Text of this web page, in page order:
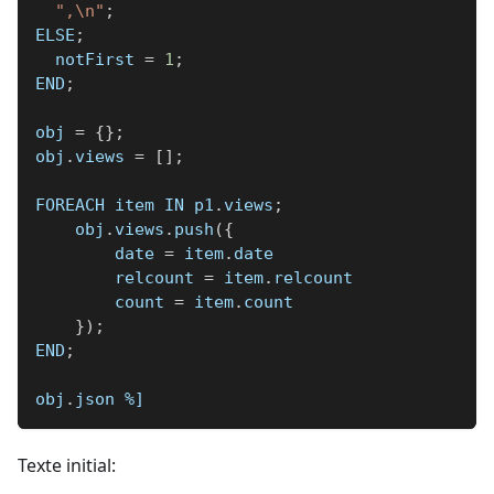
",\n" ;
ELSE ;
  notFirst
= 1 ;
END ;
obj = {} ;
obj . views = [ ] ;
FOREACH item IN p1 . views ;
    obj
. views . push ({
        date
= item. date
        relcount
= item. relcount
        count
= item. count
}) ;
END ;
obj . json %]
Texte initial: